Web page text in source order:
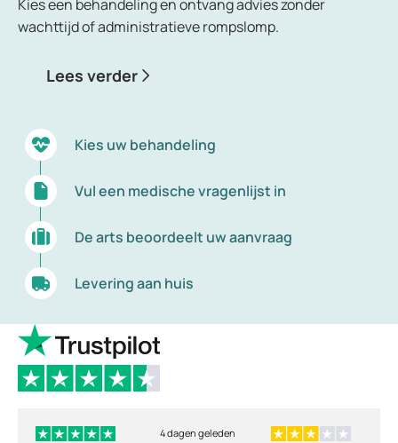
Kies een behandeling en ontvang advies zonder
wachttijd of administratieve rompslomp.
Lees verder
Kies uw behandeling
Vul een medische vragenlijst in
De arts beoordeelt uw aanvraag
Levering aan huis
4 dagen geleden